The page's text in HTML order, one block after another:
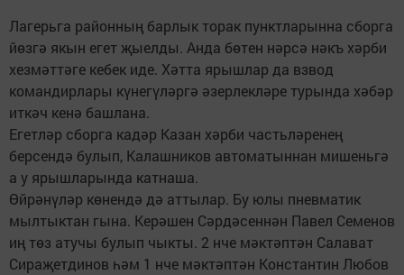
Лагерьга районның барлык торак пунктларынна сборга
йөзгә якын егет җыелды. Анда бөтен нәрсә нәкъ хәрби
хезмәттәге кебек иде. Хәтта ярышлар да взвод
командирлары күнегүләргә әзерлекләре турында хәбәр
иткәч кенә башлана.
Егетләр сборга кадәр Казан хәрби частьләренең
берсендә булып, Калашников автоматыннан мишеньгә
а у ярышларында катнаша.
Өйрәнүләр көнендә дә аттылар. Бу юлы пневматик
мылтыктан гына. Керәшен Сәрдәсеннән Павел Семенов
иң төз атучы булып чыкты. 2 нче мәктәптән Салават
Сираҗетдинов һәм 1 нче мәктәптән Константин Любов